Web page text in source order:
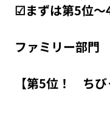
☑まずは第5位～
ファミリー部門
【第5位！ ちび